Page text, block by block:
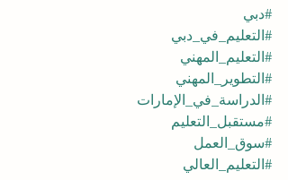
#دبي
#التعليم_في_دبي
#التعليم_المهني
#التطوير_المهني
#الدراسة_في_الإمارات
#مستقبل_التعليم
#سوق_العمل
#التعليم_العالي